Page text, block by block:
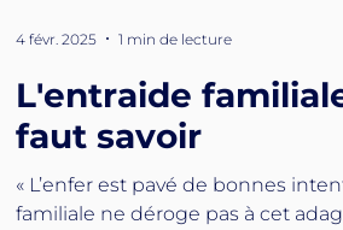
L'entraide
faut savoir
« L’enfer est pavé de bonnes
familiale ne déroge pas à cet adage. Ce « coup de
4 févr. 2025 1 min de lecture